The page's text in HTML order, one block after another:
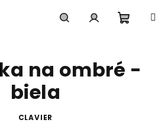
košík
na ombré -
biela
CLAVIER